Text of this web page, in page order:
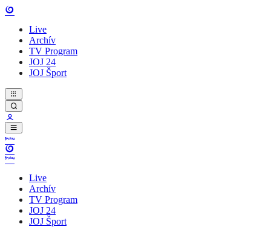
Live
Archív
TV Program
JOJ 24
JOJ Šport
Live
Archív
TV Program
JOJ 24
JOJ Šport